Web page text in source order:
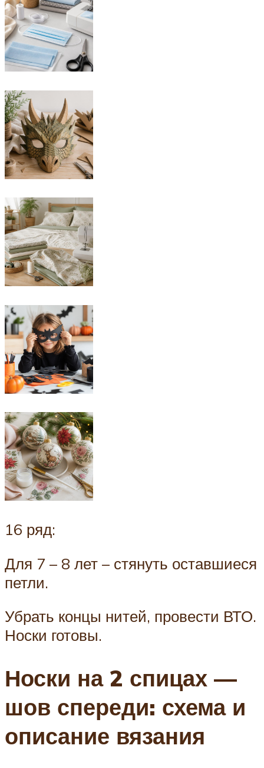
16 ряд:
Для 7 – 8 лет – стянуть оставшиеся
петли.
Убрать концы нитей, провести ВТО.
Носки готовы.
Носки на 2 спицах —
шов спереди: схема и
описание вязания